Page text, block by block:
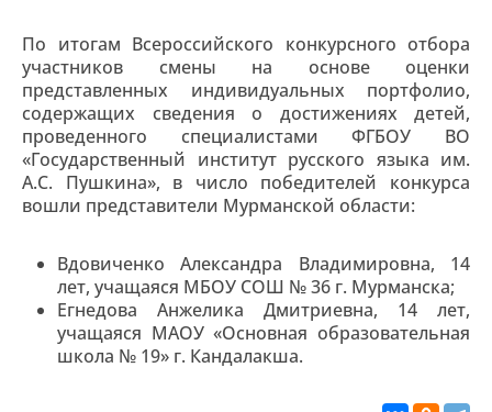
По итогам Всероссийского конкурсного отбора
участников смены на основе оценки
представленных индивидуальных портфолио,
содержащих сведения о достижениях детей,
проведенного специалистами ФГБОУ ВО
«Государственный институт русского языка им.
А.С. Пушкина», в число победителей конкурса
вошли представители Мурманской области:
Вдовиченко Александра Владимировна, 14
лет, учащаяся МБОУ СОШ № 36 г. Мурманска;
Егнедова Анжелика Дмитриевна, 14 лет,
учащаяся МАОУ «Основная образовательная
школа № 19» г. Кандалакша.